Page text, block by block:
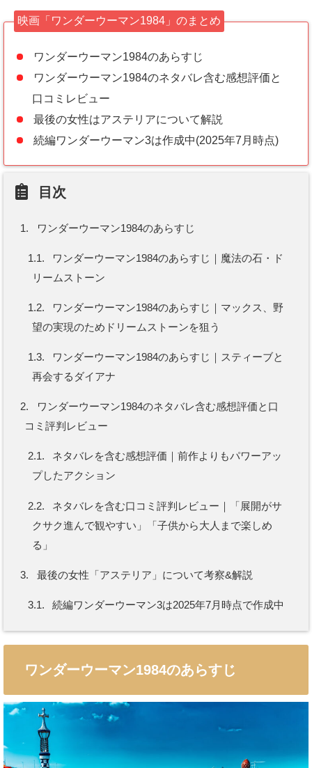
映画「ワンダーウーマン1984」のまとめ
ワンダーウーマン1984のあらすじ
ワンダーウーマン1984のネタバレ含む感想評価と
口コミレビュー
最後の女性はアステリアについて解説
続編ワンダーウーマン3は作成中(2025年7月時点)
目次
1. ワンダーウーマン1984のあらすじ
1.1.
ワンダーウーマン1984のあらすじ｜魔法の石・ド
リームストーン
1.2.
ワンダーウーマン1984のあらすじ｜マックス、野
望の実現のためドリームストーンを狙う
1.3.
ワンダーウーマン1984のあらすじ｜スティーブと
再会するダイアナ
2.
ワンダーウーマン1984のネタバレ含む感想評価と口
コミ評判レビュー
2.1.
ネタバレを含む感想評価｜前作よりもパワーアッ
プしたアクション
2.2.
ネタバレを含む口コミ評判レビュー｜「展開がサ
クサク進んで観やすい」「子供から大人まで楽しめ
る」
3. 最後の女性「アステリア」について考察&解説
3.1. 続編ワンダーウーマン3は2025年7月時点で作成中
ワンダーウーマン1984のあらすじ